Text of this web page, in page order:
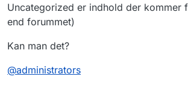
Uncategorized er indhold der kommer
end forummet)
Kan man det?
@administrators